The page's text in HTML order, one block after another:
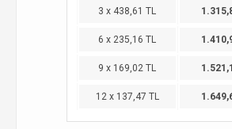
3 x 438,61 TL
6 x 235,16 TL
9 x 169,02 TL
12 x 137,47 TL